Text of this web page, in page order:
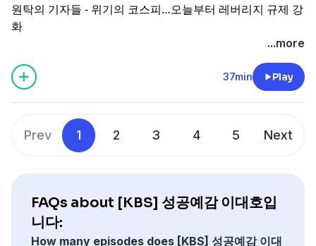
원탁의 기자들 - 위기의 코스피…오늘부터 레버리지 규제 강
화
...more
37min Play
Prev 1 2 3 4 5 Next
FAQs about [KBS] 성공예감 이대호입
니다:
How many episodes does [KBS] 성공예감 이대